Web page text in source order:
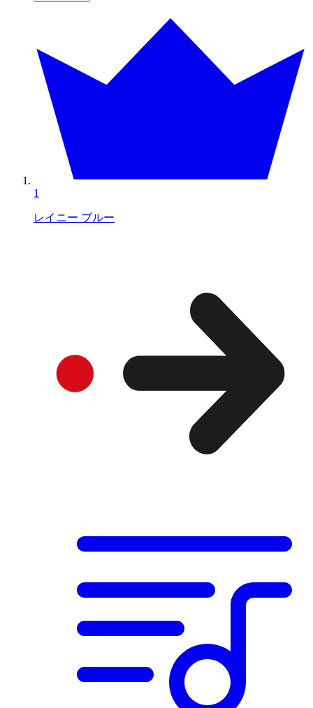
1
レイニー ブルー